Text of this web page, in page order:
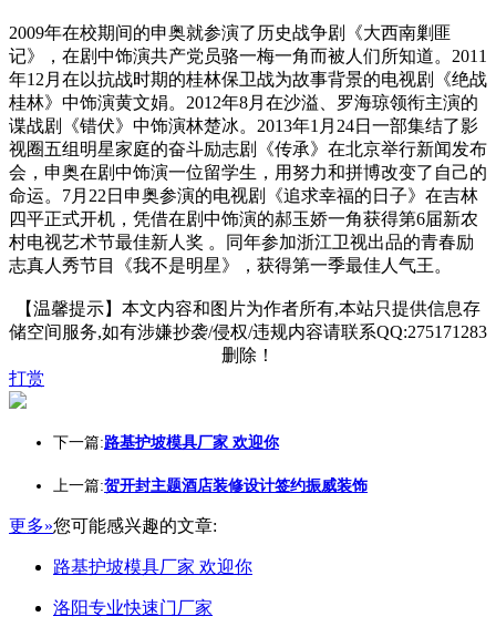
2009年在校期间的申奥就参演了历史战争剧《大西南剿匪
记》，在剧中饰演共产党员骆一梅一角而被人们所知道。2011
年12月在以抗战时期的桂林保卫战为故事背景的电视剧《绝战
桂林》中饰演黄文娟。2012年8月在沙溢、罗海琼领衔主演的
谍战剧《错伏》中饰演林楚冰。2013年1月24日一部集结了影
视圈五组明星家庭的奋斗励志剧《传承》在北京举行新闻发布
会，申奥在剧中饰演一位留学生，用努力和拼博改变了自己的
命运。7月22日申奥参演的电视剧《追求幸福的日子》在吉林
四平正式开机，凭借在剧中饰演的郝玉娇一角获得第6届新农
村电视艺术节最佳新人奖 。同年参加浙江卫视出品的青春励
志真人秀节目《我不是明星》，获得第一季最佳人气王。
【温馨提示】本文内容和图片为作者所有,本站只提供信息存
储空间服务,如有涉嫌抄袭/侵权/违规内容请联系QQ:275171283
删除！
打赏
下一篇:路基护坡模具厂家 欢迎你
上一篇:贺开封主题酒店装修设计签约振威装饰
更多»您可能感兴趣的文章:
路基护坡模具厂家 欢迎你
洛阳专业快速门厂家